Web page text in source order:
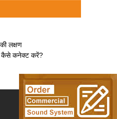
लक्षण
कैसे कनेक्ट करें?